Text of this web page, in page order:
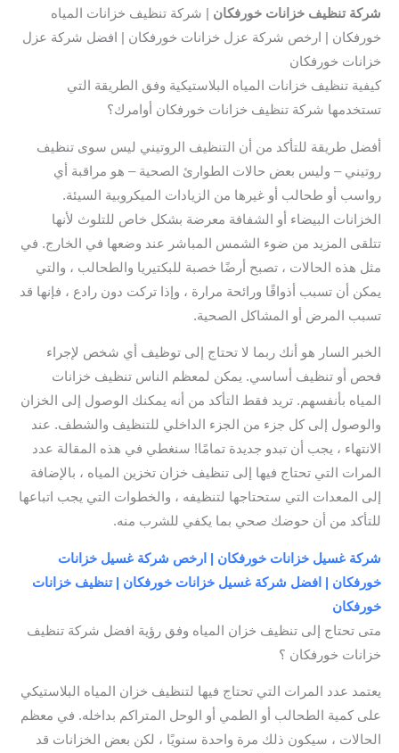
شركة تنظيف خزانات خورفكان | شركة تنظيف خزانات المياه
خورفكان | ارخص شركة عزل خزانات خورفكان | افضل شركة عزل
خزانات خورفكان
كيفية تنظيف خزانات المياه البلاستيكية وفق الطريقة التي
تستخدمها شركة تنظيف خزانات خورفكان أوامرك؟
أفضل طريقة للتأكد من أن التنظيف الروتيني ليس سوى تنظيف
روتيني – وليس بعض حالات الطوارئ الصحية – هو مراقبة أي
رواسب أو طحالب أو غيرها من الزيادات الميكروبية السيئة.
الخزانات البيضاء أو الشفافة معرضة بشكل خاص للتلوث لأنها
تتلقى المزيد من ضوء الشمس المباشر عند وضعها في الخارج. في
مثل هذه الحالات ، تصبح أرضًا خصبة للبكتيريا والطحالب ، والتي
يمكن أن تسبب أذواقًا ورائحة مرارة ، وإذا تركت دون رادع ، فإنها قد
تسبب المرض أو المشاكل الصحية.
الخبر السار هو أنك ربما لا تحتاج إلى توظيف أي شخص لإجراء
فحص أو تنظيف أساسي. يمكن لمعظم الناس تنظيف خزانات
المياه بأنفسهم. تريد فقط التأكد من أنه يمكنك الوصول إلى الخزان
والوصول إلى كل جزء من الجزء الداخلي للتنظيف والشطف. عند
الانتهاء ، يجب أن تبدو جديدة تمامًا! سنغطي في هذه المقالة عدد
المرات التي تحتاج فيها إلى تنظيف خزان تخزين المياه ، بالإضافة
إلى المعدات التي ستحتاجها لتنظيفه ، والخطوات التي يجب اتباعها
للتأكد من أن حوضك صحي بما يكفي للشرب منه.
شركة غسيل خزانات خورفكان | ارخص شركة غسيل خزانات
خورفكان | افضل شركة غسيل خزانات خورفكان | تنظيف خزانات
خورفكان
متى تحتاج إلى تنظيف خزان المياه وفق رؤية افضل شركة تنظيف
خزانات خورفكان ؟
يعتمد عدد المرات التي تحتاج فيها لتنظيف خزان المياه البلاستيكي
على كمية الطحالب أو الطمي أو الوحل المتراكم بداخله. في معظم
الحالات ، سيكون ذلك مرة واحدة سنويًا ، لكن بعض الخزانات قد